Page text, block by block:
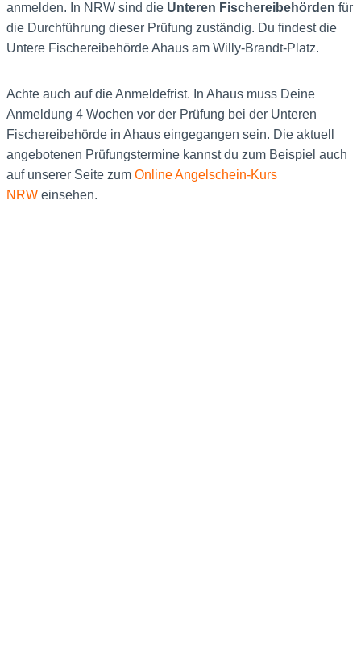
anmelden. In NRW sind die Unteren Fischereibehörden für
die Durchführung dieser Prüfung zuständig. Du findest die
Untere Fischereibehörde Ahaus am Willy-Brandt-Platz.
Achte auch auf die Anmeldefrist. In Ahaus muss Deine
Anmeldung 4 Wochen vor der Prüfung bei der Unteren
Fischereibehörde in Ahaus eingegangen sein. Die aktuell
angebotenen Prüfungstermine kannst du zum Beispiel auch
auf unserer Seite zum Online Angelschein-Kurs
NRW einsehen.